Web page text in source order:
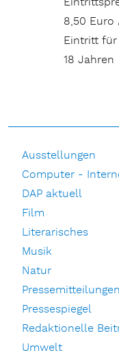
8,50
Eintritt
18 Jahren
Ausstellungen
Computer -
DAP aktuell
Film
Literarisches
Musik
Natur
Pressemitteilungen
Pressespiegel
Redaktionelle
Umwelt